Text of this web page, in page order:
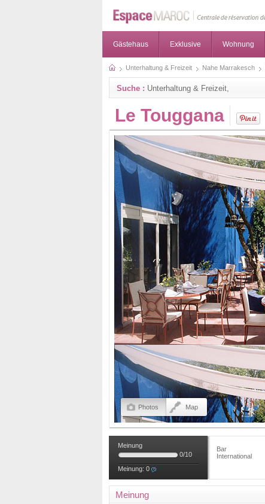
Gästehaus Exklusive Wohnung
Unterhaltung & Freizeit Nahe Marrakesch
Suche : Unterhaltung & Freizeit,
Le Touggana
Photos Map
Meinung
0/10
Meinung: 0
Bar
International
Meinung